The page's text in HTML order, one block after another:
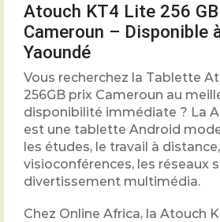
Atouch KT4 Lite 256
Cameroun – Disponible
Yaoundé
Vous recherchez la Tablette
256GB prix Cameroun au
disponibilité immédiate ? La
est une tablette Android
les études, le travail à
visioconférences, les réseaux
divertissement multimédia.
Chez Online Africa, la Atouch